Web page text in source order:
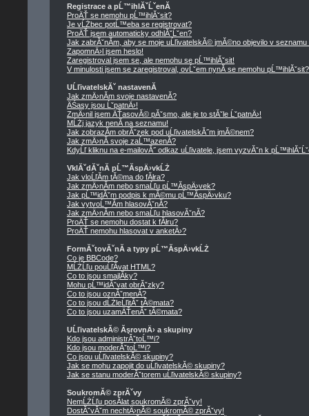
Registrace a pĹ™ihlĂˇĹˇenĂ­
ProÄŤ se nemohu pĹ™ihlĂˇsit?
Je vĹŻbec potĹ™eba se registrovat?
ProÄŤ jsem automaticky odhlĂˇĹˇen?
Jak zabrĂˇnĂ­m, aby se moje uĹľivatelskĂ© jmĂ©no objevilo v seznamu
ZapomnÄ›l jsem heslo!
Zaregistroval jsem se, ale nemohu se pĹ™ihlĂˇsit!
V minulosti jsem se zaregistroval, ovĹˇem nynĂ­ se nemohu
UĹľivatelskĂˇ nastavenĂ­
Jak zmÄ›nĂ­m svoje nastavenĂ­?
ÄŚasy jsou ĹˇpatnÄ›!
ZmÄ›nil jsem ÄŤasovĂ© pĂˇsmo, ale je to stĂˇle ĹˇpatnÄ›!
MĹŻj jazyk nenĂ­ na seznamu!
Jak zobrazĂ­m obrĂˇzek pod uĹľivatelskĂ˝m jmĂ©nem?
Jak zmÄ›nĂ­ svoje zaĹ™azenĂ­?
KdyĹľ kliknu na e-mailovĂ˝ odkaz uĹľivatele, jsem vyzvĂˇn k
VklĂˇdĂˇnĂ­ pĹ™Ă­spÄ›vkĹŻ
Jak vloĹľĂ­m tĂ©ma do fĂłra?
Jak zmÄ›nĂ­m nebo smaĹľu pĹ™Ă­spÄ›vek?
Jak pĹ™idĂˇm podpis k mĂ©mu pĹ™Ă­spÄ›vku?
Jak vytvoĹ™Ă­m hlasovĂˇnĂ­?
Jak zmÄ›nĂ­m nebo smaĹľu hlasovĂˇnĂ­?
ProÄŤ se nemohu dostat k fĂłru?
ProÄŤ nemohu hlasovat v anketÄ›?
FormĂˇtovĂˇnĂ­ a typy pĹ™Ă­spÄ›vkĹŻ
Co je BBCode?
MĹŻĹľu pouĹľĂ­vat HTML?
Co to jsou smajlĂ­ky?
Mohu pĹ™idĂˇvat obrĂˇzky?
Co to jsou oznĂˇmenĂ­?
Co to jsou dĹŻleĹľitĂˇ tĂ©mata?
Co to jsou uzamÄŤenĂˇ tĂ©mata?
UĹľivatelskĂ© ĂşrovnÄ› a skupiny
Kdo jsou administrĂˇtoĹ™i?
Kdo jsou moderĂˇtoĹ™i?
Co jsou uĹľivatelskĂ© skupiny?
Jak se mohu zapojit do uĹľivatelskĂ© skupiny?
Jak se stanu moderĂˇtorem uĹľivatelskĂ© skupiny?
SoukromĂ© zprĂˇvy
NemĹŻĹľu posĂ­lat soukromĂ© zprĂˇvy!
DostĂˇvĂˇm nechtÄ›nĂ© soukromĂ© zprĂˇvy!